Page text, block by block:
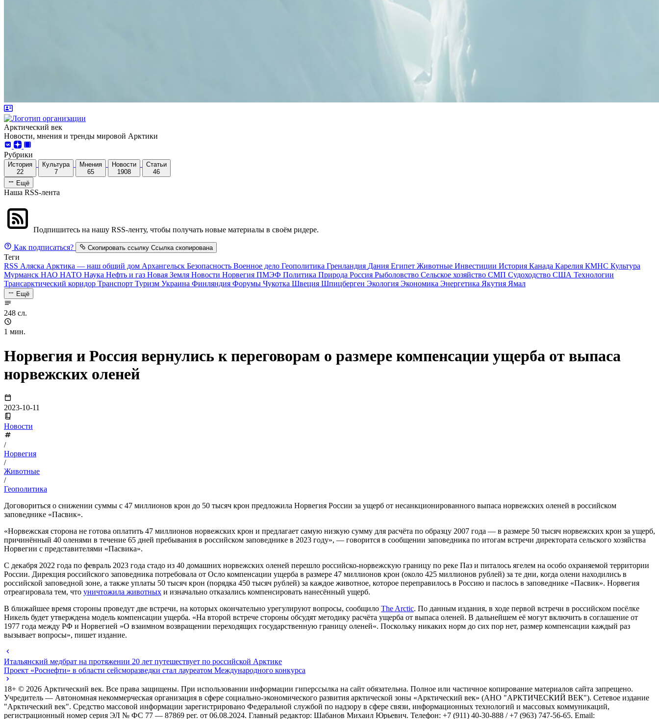
Арктический век
Новости, мнения и тренды мировой Арктики
Рубрики
История
22
Культура
7
Мнения
65
Новости
1908
Статьи
46
Ещё
Наша RSS-лента
Подпишитесь на нашу RSS-ленту, чтобы получать новые материалы в своём ридере.
Как подписаться? Скопировать ссылку Ссылка скопирована
Теги
RSS Аляска Арктика — наш общий дом Архангельск Безопасность Военное дело Геополитика Гренландия Дания Египет Животные Инвестиции История Канада Карелия КМНС Культура
Мурманск НАО НАТО Наука Нефть и газ Новая Земля Новости Норвегия ПМЭФ Политика Природа Россия Рыболовство Сельское хозяйство СМП Судоходство США Технологии
Трансарктический коридор Транспорт Туризм Украина Финляндия Форумы Чукотка Швеция Шпицберген Экология Экономика Энергетика Якутия Ямал
Ещё
248 сл.
1 мин.
Норвегия и Россия вернулись к переговорам о размере компенсации ущерба от выпаса
норвежских оленей
2023-10-11
Новости
/
Норвегия
/
Животные
/
Геополитика
Договориться о снижении суммы с 47 миллионов крон до 50 тысяч крон предложила Норвегия России за ущерб от несанкционированного выпаса норвежских оленей в российском
заповеднике «Пасвик».
«Норвежская сторона не готова оплатить 47 миллионов норвежских крон и предлагает самую низкую сумму для расчёта по образцу 2007 года — в размере 50 тысяч норвежских крон за ущерб,
причинённый 40 оленями в течение 65 дней пребывания в российском заповеднике в 2023 году», — говорится в сообщении заповедника по итогам встречи директората сельского хозяйства
Норвегии с представителями «Пасвика».
С декабря 2022 года по февраль 2023 года стадо из 40 домашних норвежских оленей перешло российско-норвежскую границу по реке Паз и питалось ягелем на особо охраняемой территории
России. Дирекция российского заповедника потребовала от Осло компенсации ущерба в размере 47 миллионов крон (около 425 миллионов рублей) за те дни, когда олени находились в
российской заповедной зоне, а также уплаты 50 тысяч крон (порядка 450 тысяч рублей) за каждое животное, которое переправилось в Россию и паслось в заповеднике «Пасвик». Норвегия
отреагировала тем, что уничтожила животных и изначально отказались компенсировать нанесённый ущерб.
В ближайшее время стороны проведут две встречи, на которых окончательно урегулируют вопросы, сообщило The Arctic. По данным издания, в ходе первой встречи в российском посёлке
Никель будет утверждена модель компенсации ущерба. «На второй встрече стороны обсудят методику расчёта ущерба от выпаса оленей. В дальнейшем её могут включить в соглашение от
1977 года между РФ и Норвегией »О взаимном возвращении переходящих государственную границу оленей«. Поскольку никаких норм до сих пор нет, размер компенсации каждый раз
вызывает вопросы», пишет издание.
Итальянский медбрат на протяжении 20 лет путешествует по российской Арктике
Проект «Роснефти» в области сейсморазведки стал лауреатом Международного конкурса
18+ © 2026 Арктический век. Все права защищены. При использовании информации гиперссылка на сайт обязательна. Полное или частичное копирование материалов сайта запрещено.
Учредитель — Автономная некоммерческая организация в сфере социально-экономического развития арктической зоны «Арктический век» (АНО "АРКТИЧЕСКИЙ ВЕК"). Сетевое издание
"Арктический век". Средство массовой информации зарегистрировано Федеральной службой по надзору в сфере связи, информационных технологий и массовых коммуникаций,
регистрационный номер серия ЭЛ № ФС 77 — 87869 рег. от 06.08.2024. Главный редактор: Шабанов Михаил Юрьевич. Телефон: +7 (911) 40-30-888 / +7 (963) 747-56-65. Email: